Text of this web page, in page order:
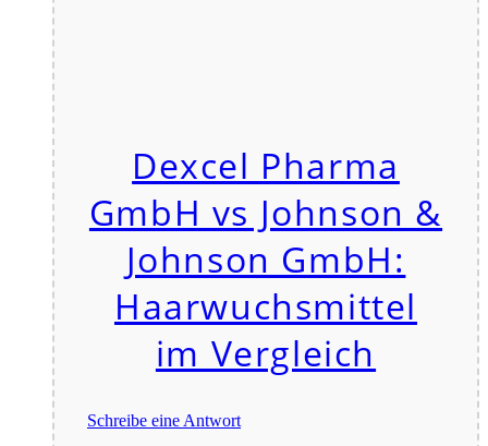
Dexcel Pharma
GmbH vs Johnson &
Johnson GmbH:
Haarwuchsmittel
im Vergleich
Schreibe eine Antwort